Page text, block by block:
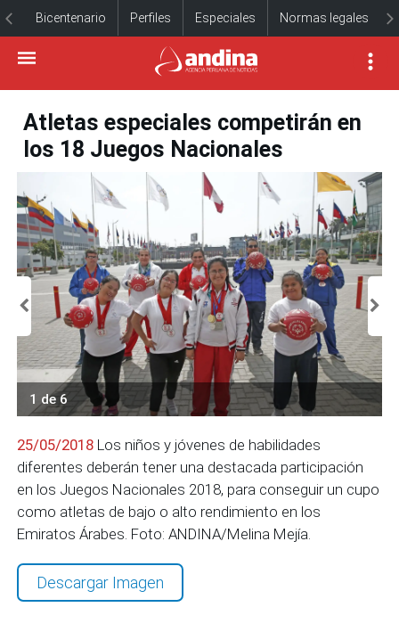
Bicentenario Perfiles Especiales Normas legales
Atletas especiales competirán en
los 18 Juegos Nacionales
1 de 6
25/05/2018 Los niños y jóvenes de habilidades
diferentes deberán tener una destacada participación
en los Juegos Nacionales 2018, para conseguir un cupo
como atletas de bajo o alto rendimiento en los
Emiratos Árabes. Foto: ANDINA/Melina Mejía.
Descargar Imagen